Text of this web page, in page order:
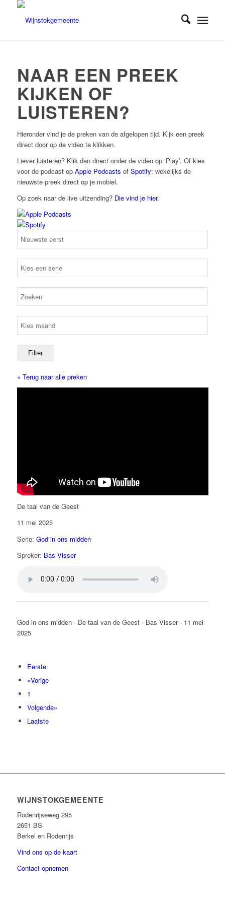
NAAR EEN PREEK
KIJKEN OF
LUISTEREN?
Hieronder vind je de preken van de afgelopen tijd. Kijk een preek
direct door op de video te klikken.
Liever luisteren? Klik dan direct onder de video op ‘Play’. Of kies
voor de podcast op Apple Podcasts of Spotify: wekelijks de
nieuwste preek direct op je mobiel.
Op zoek naar de live uitzending? Die vind je hier.
« Terug naar alle preken
De taal van de Geest
11 mei 2025
Serie: God in ons midden
Spreker: Bas Visser
God in ons midden - De taal van de Geest - Bas Visser - 11 mei
2025
Eerste
«Vorige
1
Volgende»
Laatste
WIJNSTOKGEMEENTE
Rodenrijseweg 295
2651 BS
Berkel en Rodenrijs
Vind ons op de kaart
Contact opnemen